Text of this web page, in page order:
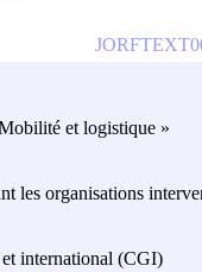
et logistique »
les organisations
international (CGI)